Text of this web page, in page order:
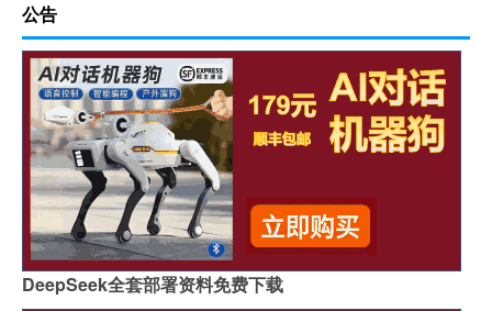
公告
DeepSeek全套部署资料免费下载